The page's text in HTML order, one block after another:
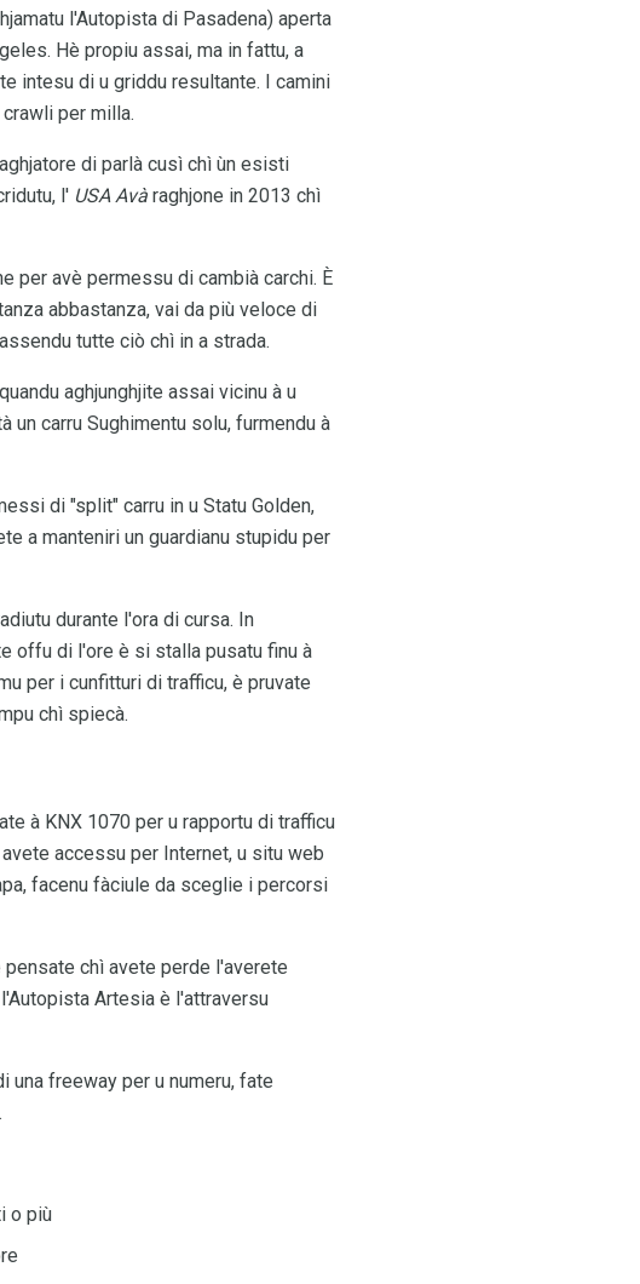
l'Autopista di Pasadena) aperta
Hè propiu assai, ma in fattu, a
intesu di u griddu resultante. I camini
per milla.
di parlà cusì chì ùn esisti
l' USA Avà raghjone in 2013 chì
per avè permessu di cambià carchi. È
abbastanza, vai da più veloce di
tutte ciò chì in a strada.
aghjunghjite assai vicinu à u
un carru Sughimentu solu, furmendu à
di "split" carru in u Statu Golden,
a manteniri un guardianu stupidu per
durante l'ora di cursa. In
offu di l'ore è si stalla pusatu finu à
per i cunfitturi di trafficu, è pruvate
chì spiecà.
à KNX 1070 per u rapportu di trafficu
accessu per Internet, u situ web
facenu fàciule da sceglie i percorsi
chì avete perde l'averete
Artesia è l'attraversu
una freeway per u numeru, fate
o più